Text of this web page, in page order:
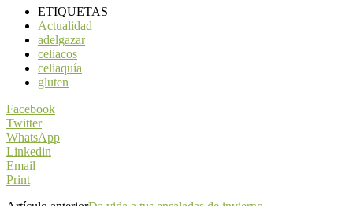
ETIQUETAS
Actualidad
adelgazar
celiacos
celiaquía
gluten
Facebook
Twitter
WhatsApp
Linkedin
Email
Print